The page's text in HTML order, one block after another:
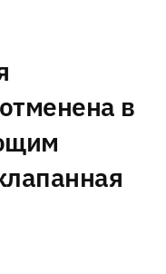
в